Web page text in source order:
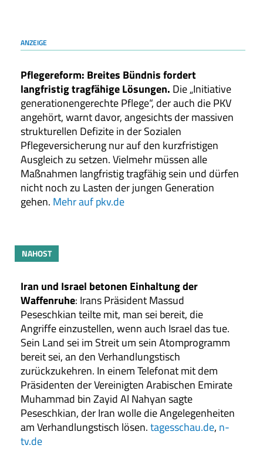
ANZEIGE
Pflegereform: Breites Bündnis fordert
langfristig tragfähige Lösungen. Die „Initiative
generationengerechte Pflege“, der auch die PKV
angehört, warnt davor, angesichts der massiven
strukturellen Defizite in der Sozialen
Pflegeversicherung nur auf den kurzfristigen
Ausgleich zu setzen. Vielmehr müssen alle
Maßnahmen langfristig tragfähig sein und dürfen
nicht noch zu Lasten der jungen Generation
gehen. Mehr auf pkv.de
NAHOST
Iran und Israel betonen Einhaltung der
Waffenruhe: Irans Präsident Massud
Peseschkian teilte mit, man sei bereit, die
Angriffe einzustellen, wenn auch Israel das tue.
Sein Land sei im Streit um sein Atomprogramm
bereit sei, an den Verhandlungstisch
zurückzukehren. In einem Telefonat mit dem
Präsidenten der Vereinigten Arabischen Emirate
Muhammad bin Zayid Al Nahyan sagte
Peseschkian, der Iran wolle die Angelegenheiten
am Verhandlungstisch lösen.tagesschau.de, n-
tv.de